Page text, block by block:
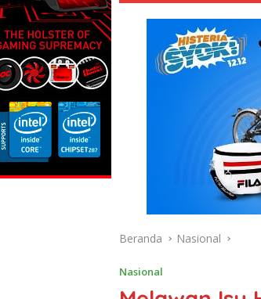
Beranda Nasional
Nasional